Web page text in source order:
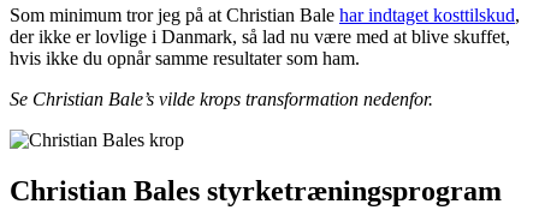
Som minimum tror jeg på at Christian Bale har indtaget kosttilskud,
der ikke er lovlige i Danmark, så lad nu være med at blive skuffet,
hvis ikke du opnår samme resultater som ham.
Se Christian Bale’s vilde krops transformation nedenfor.
Christian Bales styrketræningsprogram